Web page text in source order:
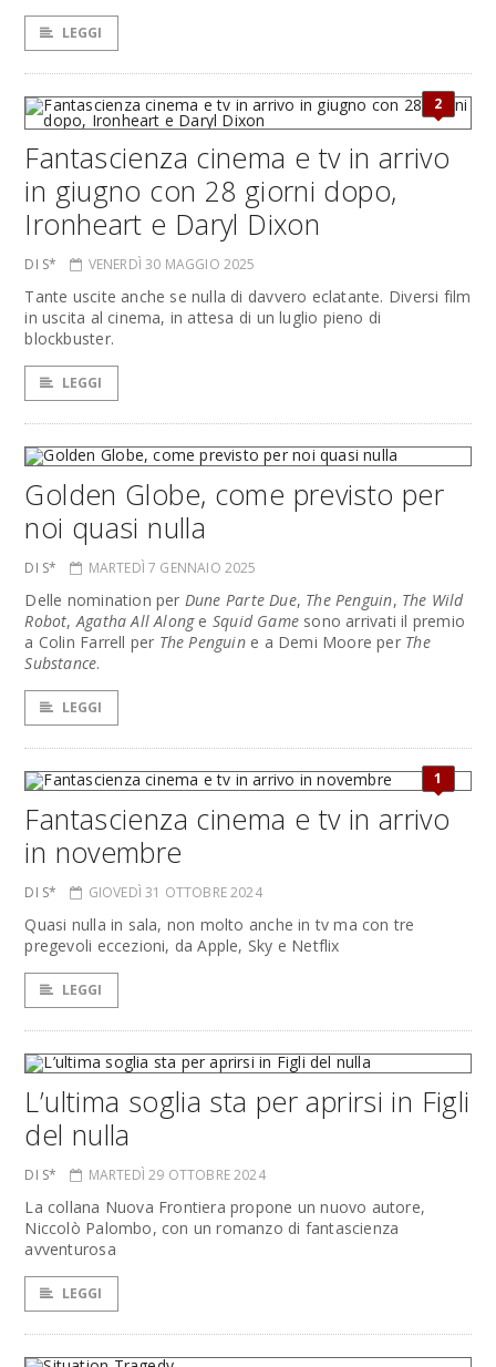
LEGGI
2
Fantascienza cinema e tv in arrivo
in giugno con 28 giorni dopo,
Ironheart e Daryl Dixon
DI S* VENERDÌ 30 MAGGIO 2025
Tante uscite anche se nulla di davvero eclatante. Diversi film
in uscita al cinema, in attesa di un luglio pieno di
blockbuster.
LEGGI
Golden Globe, come previsto per
noi quasi nulla
DI S* MARTEDÌ 7 GENNAIO 2025
Delle nomination per Dune Parte Due, The Penguin, The Wild
Robot,Agatha All Alonge Squid Game sono arrivati il premio
a Colin Farrell per The Penguine a Demi Moore per The
Substance.
LEGGI
1
Fantascienza cinema e tv in arrivo
in novembre
DI S* GIOVEDÌ 31 OTTOBRE 2024
Quasi nulla in sala, non molto anche in tv ma con tre
pregevoli eccezioni, da Apple, Sky e Netflix
LEGGI
L’ultima soglia sta per aprirsi in Figli
del nulla
DI S* MARTEDÌ 29 OTTOBRE 2024
La collana Nuova Frontiera propone un nuovo autore,
Niccolò Palombo, con un romanzo di fantascienza
avventurosa
LEGGI